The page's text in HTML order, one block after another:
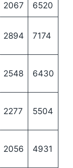
2067 6520
2894 7174
2548 6430
2277 5504
2056 4931